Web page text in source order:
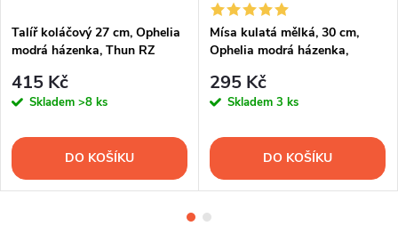
Talíř koláčový 27 cm, Ophelia
modrá házenka, Thun RZ
415 Kč
Skladem >8 ks
DO KOŠÍKU
Mísa kulatá mělká, 30 cm,
Ophelia modrá házenka,
295 Kč
Skladem 3 ks
DO KOŠÍKU